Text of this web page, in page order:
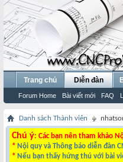
Trang chủ Diễn đàn
Forum Home Bài viết mới FAQ
Danh sách Thành viên
Chú ý: Các bạn nên tham khảo
* Nội quy và Thông báo diễn đàn
* Nếu bạn thấy hứng thú với bài